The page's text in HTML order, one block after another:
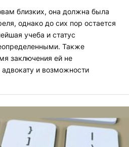
близких, она должна была
однако до сих пор остается
учеба и статус
Также
заключения ей не
и возможности